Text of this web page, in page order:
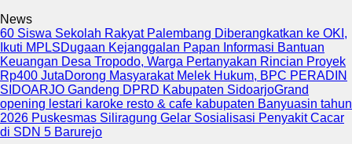
News
60 Siswa Sekolah Rakyat Palembang Diberangkatkan ke OKI,
Ikuti MPLSDugaan Kejanggalan Papan Informasi Bantuan
Keuangan Desa Tropodo, Warga Pertanyakan Rincian Proyek
Rp400 JutaDorong Masyarakat Melek Hukum, BPC PERADIN
SIDOARJO Gandeng DPRD Kabupaten SidoarjoGrand
opening lestari karoke resto & cafe kabupaten Banyuasin tahun
2026 Puskesmas Siliragung Gelar Sosialisasi Penyakit Cacar
di SDN 5 Barurejo